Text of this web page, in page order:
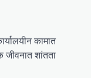
कामात
शांतता